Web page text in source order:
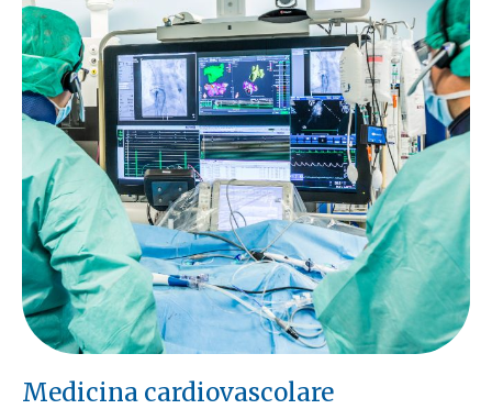
Medicina cardiovascolare